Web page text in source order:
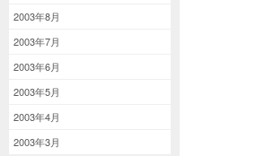
2003年8月
2003年7月
2003年6月
2003年5月
2003年4月
2003年3月